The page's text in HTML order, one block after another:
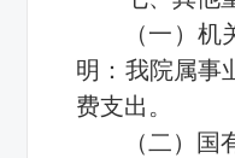
（一）
明：我院属事
费支出。
（二）国